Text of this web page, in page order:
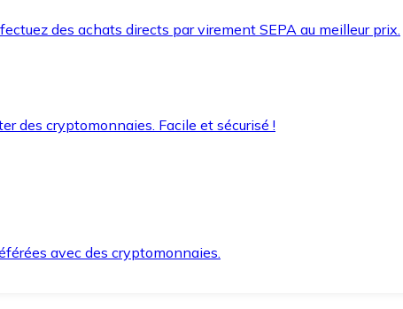
des achats directs par virement SEPA au meilleur prix.
des cryptomonnaies. Facile et sécurisé !
avec des cryptomonnaies.